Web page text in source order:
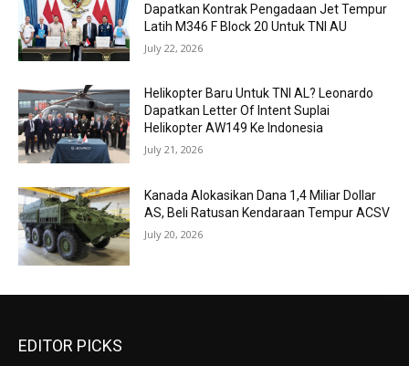
Dapatkan Kontrak Pengadaan Jet Tempur
Latih M346 F Block 20 Untuk TNI AU
July 22, 2026
Helikopter Baru Untuk TNI AL? Leonardo
Dapatkan Letter Of Intent Suplai
Helikopter AW149 Ke Indonesia
July 21, 2026
Kanada Alokasikan Dana 1,4 Miliar Dollar
AS, Beli Ratusan Kendaraan Tempur ACSV
July 20, 2026
EDITOR PICKS